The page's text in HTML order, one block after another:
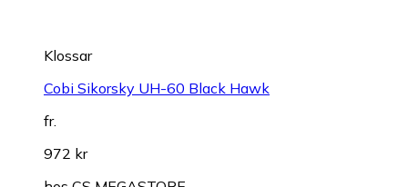
Klossar
Cobi Sikorsky UH-60 Black Hawk
fr.
972 kr